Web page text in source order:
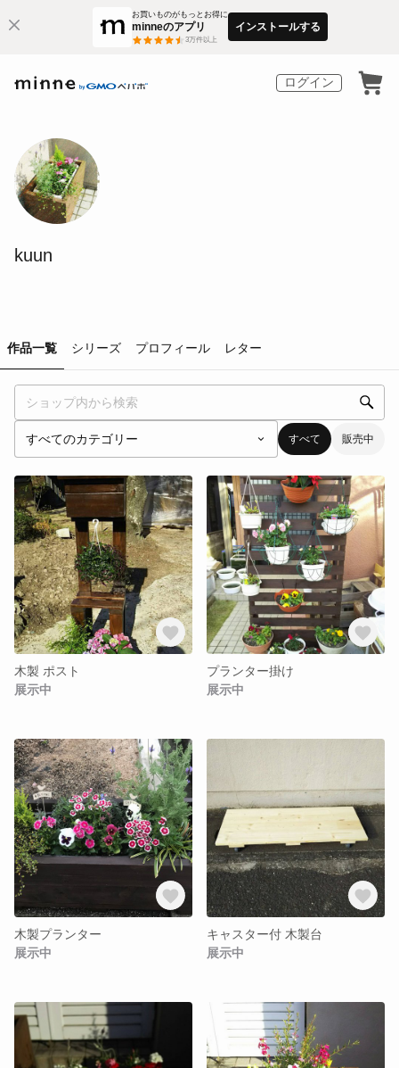
お買いものがもっとお得に
minneのアプリ
3万件以上
インストールする
ログイン
kuun
作品一覧 シリーズ プロフィール レター
すべて 販売中
木製 ポスト
展示中
プランター掛け
展示中
木製プランター
展示中
キャスター付 木製台
展示中